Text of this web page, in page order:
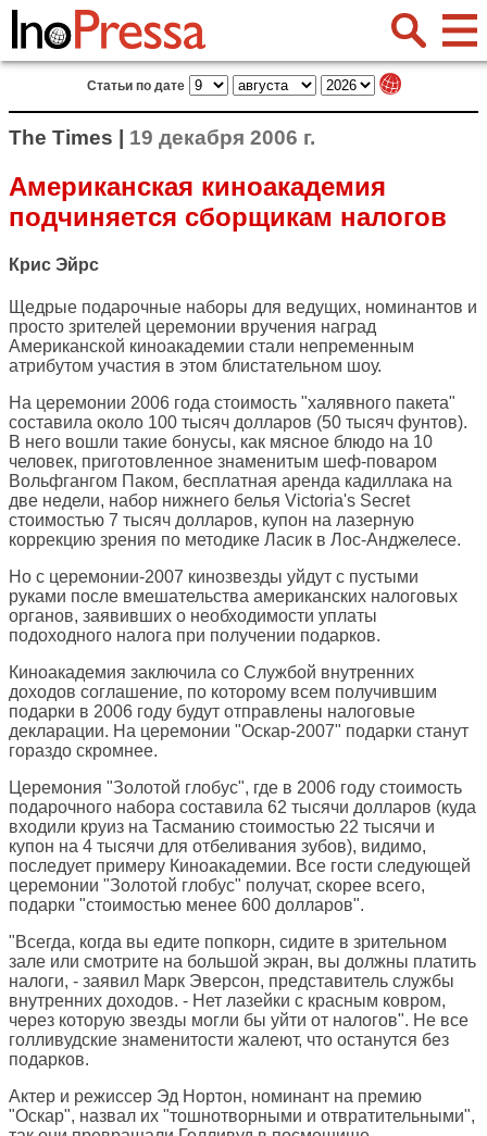
Статьи по дате
The Times | 19 декабря 2006 г.
Американская киноакадемия
подчиняется сборщикам налогов
Крис Эйрс
Щедрые подарочные наборы для ведущих, номинантов и
просто зрителей церемонии вручения наград
Американской киноакадемии стали непременным
атрибутом участия в этом блистательном шоу.
На церемонии 2006 года стоимость "халявного пакета"
составила около 100 тысяч долларов (50 тысяч фунтов).
В него вошли такие бонусы, как мясное блюдо на 10
человек, приготовленное знаменитым шеф-поваром
Вольфгангом Паком, бесплатная аренда кадиллака на
две недели, набор нижнего белья Victoria's Secret
стоимостью 7 тысяч долларов, купон на лазерную
коррекцию зрения по методике Ласик в Лос-Анджелесе.
Но с церемонии-2007 кинозвезды уйдут с пустыми
руками после вмешательства американских налоговых
органов, заявивших о необходимости уплаты
подоходного налога при получении подарков.
Киноакадемия заключила со Службой внутренних
доходов соглашение, по которому всем получившим
подарки в 2006 году будут отправлены налоговые
декларации. На церемонии "Оскар-2007" подарки станут
гораздо скромнее.
Церемония "Золотой глобус", где в 2006 году стоимость
подарочного набора составила 62 тысячи долларов (куда
входили круиз на Тасманию стоимостью 22 тысячи и
купон на 4 тысячи для отбеливания зубов), видимо,
последует примеру Киноакадемии. Все гости следующей
церемонии "Золотой глобус" получат, скорее всего,
подарки "стоимостью менее 600 долларов".
"Всегда, когда вы едите попкорн, сидите в зрительном
зале или смотрите на большой экран, вы должны платить
налоги, - заявил Марк Эверсон, представитель службы
внутренних доходов. - Нет лазейки с красным ковром,
через которую звезды могли бы уйти от налогов". Не все
голливудские знаменитости жалеют, что останутся без
подарков.
Актер и режиссер Эд Нортон, номинант на премию
"Оскар", назвал их "тошнотворными и отвратительными",